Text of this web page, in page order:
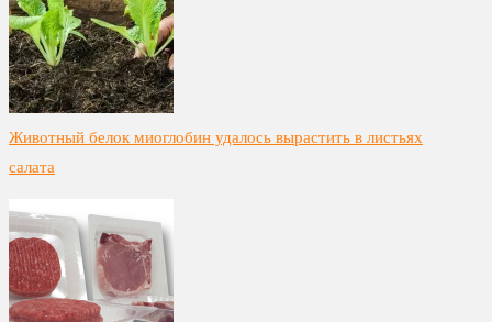
Животный белок миоглобин удалось вырастить в листьях
салата